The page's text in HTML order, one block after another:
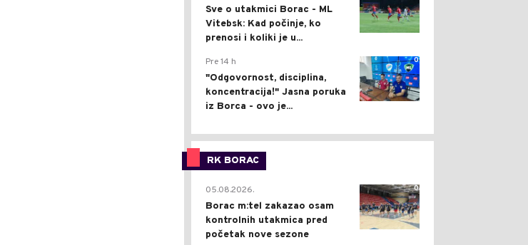
Sve o utakmici Borac - ML
Vitebsk: Kad počinje, ko
prenosi i koliki je u...
0
Pre 14 h
"Odgovornost, disciplina,
koncentracija!" Jasna poruka
iz Borca - ovo je...
RK BORAC
0
05.08.2026.
Borac m:tel zakazao osam
kontrolnih utakmica pred
početak nove sezone